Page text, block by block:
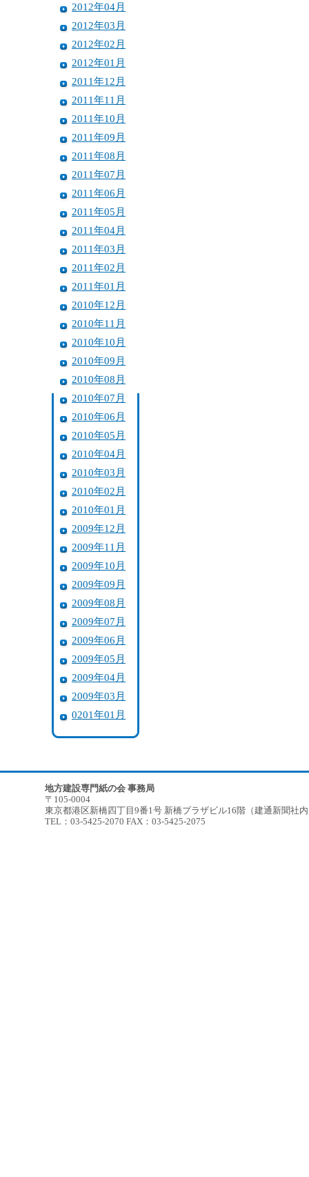
2012年04月
2012年03月
2012年02月
2012年01月
2011年12月
2011年11月
2011年10月
2011年09月
2011年08月
2011年07月
2011年06月
2011年05月
2011年04月
2011年03月
2011年02月
2011年01月
2010年12月
2010年11月
2010年10月
2010年09月
2010年08月
2010年07月
2010年06月
2010年05月
2010年04月
2010年03月
2010年02月
2010年01月
2009年12月
2009年11月
2009年10月
2009年09月
2009年08月
2009年07月
2009年06月
2009年05月
2009年04月
2009年03月
0201年01月
地方建設専門紙の会 事務局
〒105-0004
東京都港区新橋四丁目9番1号 新橋プラザビル16階（建通新聞社
TEL：03-5425-2070 FAX：03-5425-2075